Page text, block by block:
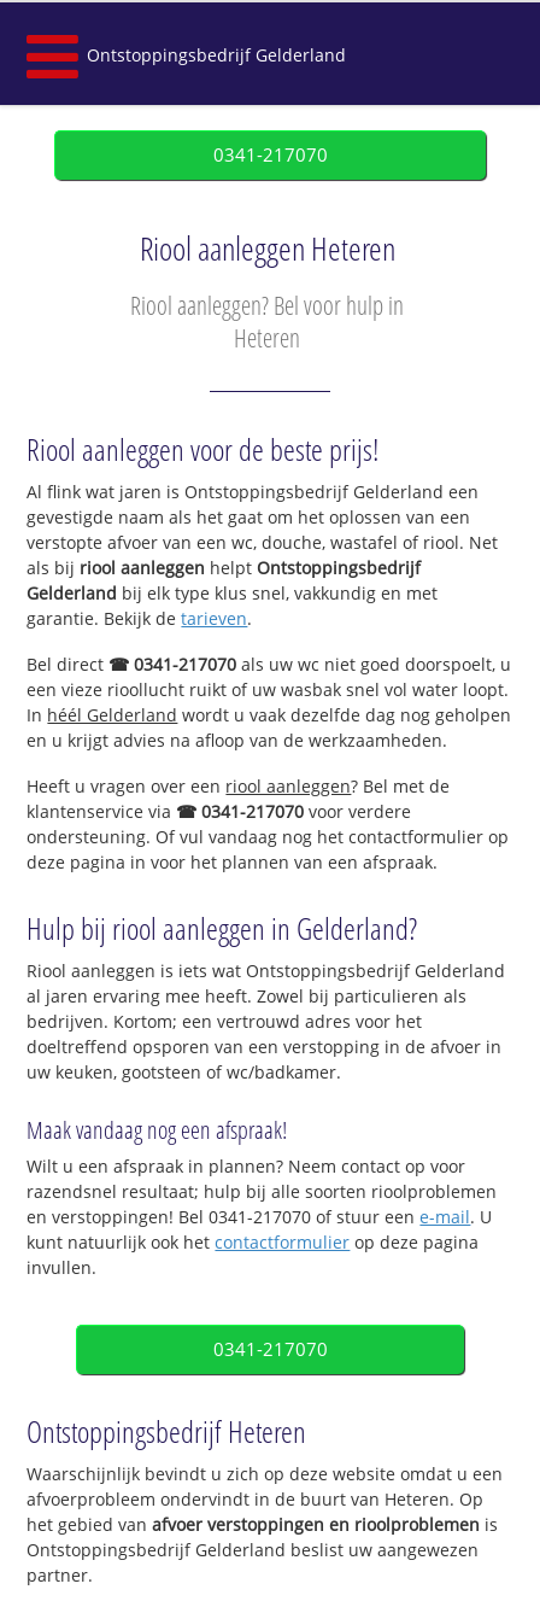
Ontstoppingsbedrijf Gelderland
0341-217070
Riool aanleggen Heteren
Riool aanleggen? Bel voor hulp in
Heteren
Riool aanleggen voor de beste prijs!
Al flink wat jaren is Ontstoppingsbedrijf Gelderland een
gevestigde naam als het gaat om het oplossen van een
verstopte afvoer van een wc, douche, wastafel of riool. Net
als bij riool aanleggen helptOntstoppingsbedrijf
Gelderland bij elk type klus snel, vakkundig en met
garantie. Bekijk detarieven.
Bel direct ☎ 0341-217070 als uw wc niet goed doorspoelt, u
een vieze rioollucht ruikt of uw wasbak snel vol water loopt.
In héél Gelderland wordt u vaak dezelfde dag nog geholpen
en u krijgt advies na afloop van de werkzaamheden.
Heeft u vragen over een riool aanleggen? Bel met de
klantenservice via ☎ 0341-217070 voor verdere
ondersteuning. Of vul vandaag nog het contactformulier op
deze pagina in voor het plannen van een afspraak.
Hulp bij riool aanleggen in Gelderland?
Riool aanleggen is iets wat Ontstoppingsbedrijf Gelderland
al jaren ervaring mee heeft. Zowel bij particulieren als
bedrijven. Kortom; een vertrouwd adres voor het
doeltreffend opsporen van een verstopping in de afvoer in
uw keuken, gootsteen of wc/badkamer.
Maak vandaag nog een afspraak!
Wilt u een afspraak in plannen? Neem contact op voor
razendsnel resultaat; hulp bij alle soorten rioolproblemen
en verstoppingen! Bel 0341-217070 of stuur eene-mail. U
kunt natuurlijk ook hetcontactformulier op deze pagina
invullen.
0341-217070
Ontstoppingsbedrijf Heteren
Waarschijnlijk bevindt u zich op deze website omdat u een
afvoerprobleem ondervindt in de buurt van Heteren. Op
het gebied vanafvoer verstoppingen en rioolproblemen is
Ontstoppingsbedrijf Gelderland beslist uw aangewezen
partner.